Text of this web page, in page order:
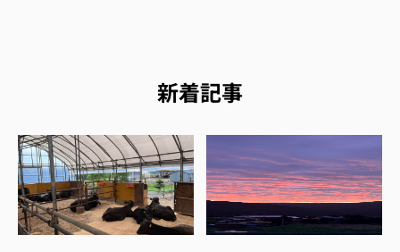
新着記事